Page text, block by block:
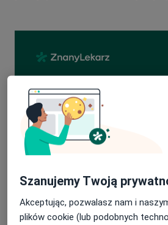
EBOOK
Jak rozmawiać z
Szanujemy Twoją
Akceptując, pozwalasz nam i
plików cookie (lub podobnych